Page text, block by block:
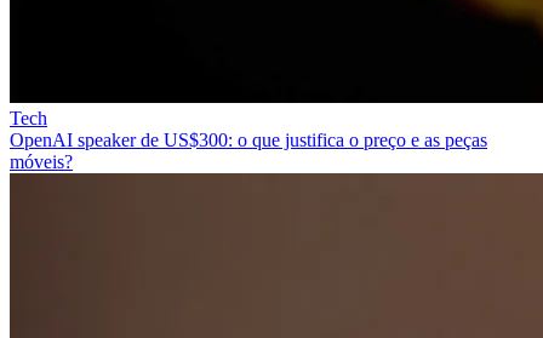
Tech
OpenAI speaker de US$300: o que justifica o preço e as peças
móveis?